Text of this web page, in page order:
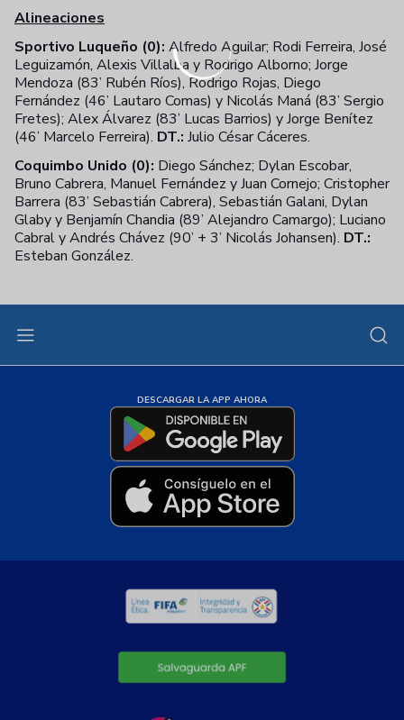
Alineaciones
Sportivo Luqueño (0): Alfredo Aguilar; Rodi Ferreira, José
Leguizamón, Alexis Villalba y Rodrigo Alborno; Jorge
Mendoza (83’ Rubén Ríos), Rodrigo Rojas, Diego
Fernández (46’ Lautaro Comas) y Nicolás Maná (83’ Sergio
Fretes); Alex Álvarez (83’ Lucas Barrios) y Jorge Benítez
(46’ Marcelo Ferreira). DT.: Julio César Cáceres.
Coquimbo Unido (0): Diego Sánchez; Dylan Escobar,
Bruno Cabrera, Manuel Fernández y Juan Cornejo; Cristopher
Barrera (83’ Sebastián Cabrera), Sebastián Galani, Dylan
Glaby y Benjamín Chandia (89’ Alejandro Camargo); Luciano
Cabral y Andrés Chávez (90’ + 3’ Nicolás Johansen). DT.:
Esteban González.
DESCARGAR LA APP AHORA